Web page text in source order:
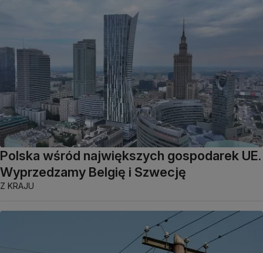
Polska wśród największych gospodarek UE.
Wyprzedzamy Belgię i Szwecję
Z KRAJU